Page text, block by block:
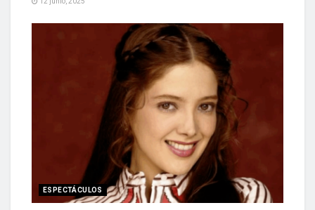
ESPECTÁCULOS